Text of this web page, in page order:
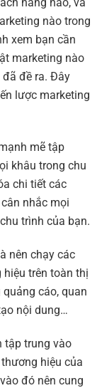
nào trong
xem bạn cần
marketing nào
đề ra. Đây
lược marketing
mẽ tập
khâu trong chu
chi tiết các
nhắc mọi
trình của bạn.
nên chạy các
trên toàn thị
cáo, quan
nội dung…
tập trung vào
hiệu của
đó nên cung